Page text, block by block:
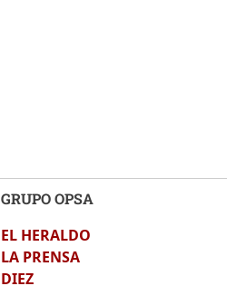
GRUPO OPSA
EL HERALDO
LA PRENSA
DIEZ